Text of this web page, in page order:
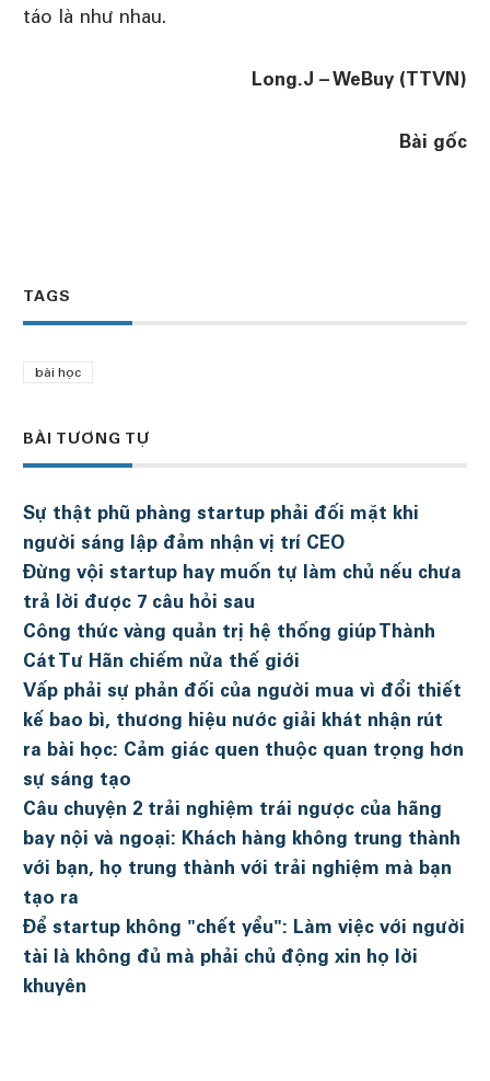
táo là như nhau.
Long.J – WeBuy (TTVN)
Bài gốc
TAGS
bài học
BÀI TƯƠNG TỰ
Sự thật phũ phàng startup phải đối mặt khi
người sáng lập đảm nhận vị trí CEO
Đừng vội startup hay muốn tự làm chủ nếu chưa
trả lời được 7 câu hỏi sau
Công thức vàng quản trị hệ thống giúp Thành
Cát Tư Hãn chiếm nửa thế giới
Vấp phải sự phản đối của người mua vì đổi thiết
kế bao bì, thương hiệu nước giải khát nhận rút
ra bài học: Cảm giác quen thuộc quan trọng hơn
sự sáng tạo
Câu chuyện 2 trải nghiệm trái ngược của hãng
bay nội và ngoại: Khách hàng không trung thành
với bạn, họ trung thành với trải nghiệm mà bạn
tạo ra
Để startup không "chết yểu": Làm việc với người
tài là không đủ mà phải chủ động xin họ lời
khuyên